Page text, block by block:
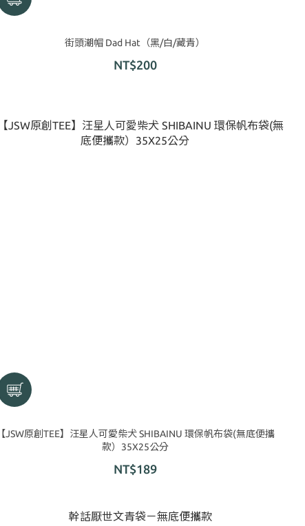
街頭潮帽 Dad Hat（黑/白/藏青）
NT$200
【JSW原創TEE】汪星人可愛柴犬 SHIBAINU 環保帆布袋(無底便攜
款）35X25公分
NT$189